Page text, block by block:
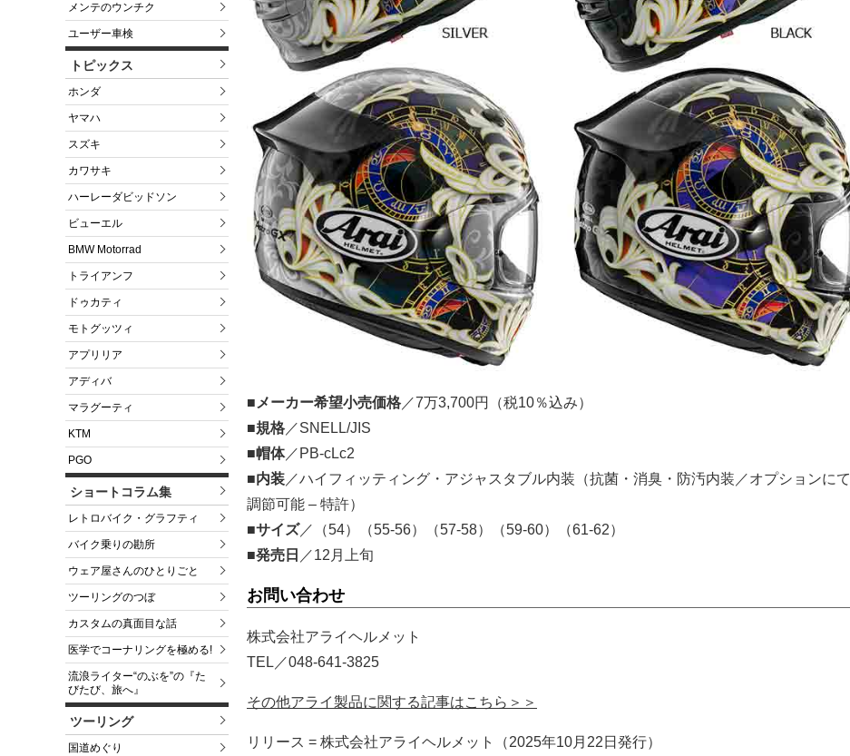
メンテのウンチク
ユーザー車検
トピックス
ホンダ
ヤマハ
スズキ
カワサキ
ハーレーダビッドソン
ビューエル
BMW Motorrad
トライアンフ
ドゥカティ
モトグッツィ
アプリリア
アディバ
マラグーティ
KTM
PGO
ショートコラム集
レトロバイク・グラフティ
バイク乗りの勘所
ウェア屋さんのひとりごと
ツーリングのつぼ
カスタムの真面目な話
医学でコーナリングを極める!
流浪ライター“のぶを”の『た
びたび、旅へ』
ツーリング
国道めぐり
■メーカー希望小売価格 ／7万3,700円（税10％込み）
■規格 ／SNELL/JIS
■帽体／PB-cLc2
■内装 ／ハイフィッティング・アジャスタブル内装（抗菌・消臭・防汚内装／オプションにて
調節可能 – 特許）
■サイズ／（54）（55-56）（57-58）（59-60）（61-62）
■発売日 ／12月上旬
お問い合わせ
株式会社アライヘルメット
TEL／048-641-3825
その他アライ製品に関する記事はこちら＞＞
リリース = 株式会社アライヘルメット（2025年10月22日発行）